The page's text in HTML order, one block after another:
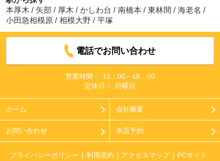
本厚木 / 矢部 / 厚木 / かしわ台 / 南橋本 / 東林間 / 海老名 /
小田急相模原 / 相模大野 / 平塚
電話でお問い合わせ
営業時間：
10：00～18：00
定休日：
日曜日
ホーム 会社概要
お問い合わせ 来店予約
プライバシーポリシー 利用規約 アクセスマップ PCサイト